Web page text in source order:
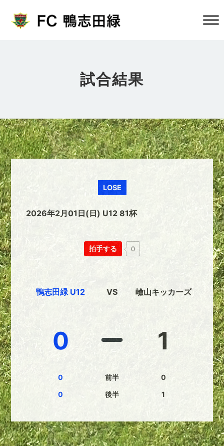
試合結果
LOSE
2026年2月01日(日) U12 81杯
拍手する 0
鴨志田緑 U12
0
0
0
VS
前半
後半
嶮山キッカーズ
1
0
1